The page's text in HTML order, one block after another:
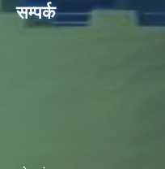
सम्पर्क